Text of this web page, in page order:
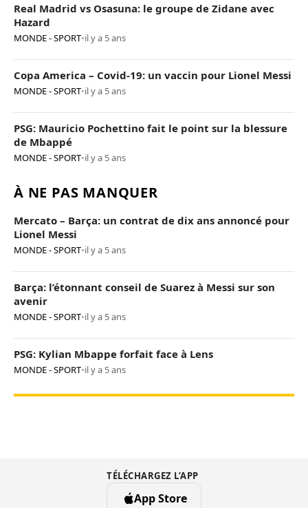
Real Madrid vs Osasuna: le groupe de Zidane avec
Hazard
MONDE - SPORT•il y a 5 ans
Copa America – Covid-19: un vaccin pour Lionel Messi
MONDE - SPORT•il y a 5 ans
PSG: Mauricio Pochettino fait le point sur la blessure
de Mbappé
MONDE - SPORT•il y a 5 ans
À NE PAS MANQUER
Mercato – Barça: un contrat de dix ans annoncé pour
Lionel Messi
MONDE - SPORT•il y a 5 ans
Barça: l’étonnant conseil de Suarez à Messi sur son
avenir
MONDE - SPORT•il y a 5 ans
PSG: Kylian Mbappe forfait face à Lens
MONDE - SPORT•il y a 5 ans
TÉLÉCHARGEZ L’APP
App Store